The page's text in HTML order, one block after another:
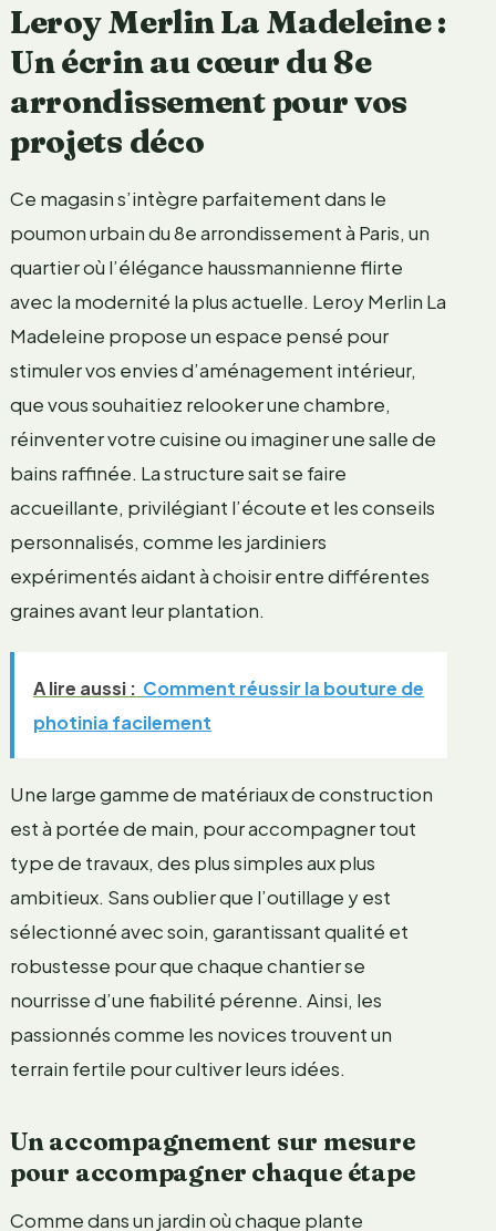
Leroy Merlin La Madeleine :
Un écrin au cœur du 8e
arrondissement pour vos
projets déco
Ce magasin s’intègre parfaitement dans le
poumon urbain du 8e arrondissement à Paris, un
quartier où l’élégance haussmannienne flirte
avec la modernité la plus actuelle. Leroy Merlin La
Madeleine propose un espace pensé pour
stimuler vos envies d’aménagement intérieur,
que vous souhaitiez relooker une chambre,
réinventer votre cuisine ou imaginer une salle de
bains raffinée. La structure sait se faire
accueillante, privilégiant l’écoute et les conseils
personnalisés, comme les jardiniers
expérimentés aidant à choisir entre différentes
graines avant leur plantation.
A lire aussi : Comment réussir la bouture de
photinia facilement
Une large gamme de matériaux de construction
est à portée de main, pour accompagner tout
type de travaux, des plus simples aux plus
ambitieux. Sans oublier que l’outillage y est
sélectionné avec soin, garantissant qualité et
robustesse pour que chaque chantier se
nourrisse d’une fiabilité pérenne. Ainsi, les
passionnés comme les novices trouvent un
terrain fertile pour cultiver leurs idées.
Un accompagnement sur mesure
pour accompagner chaque étape
Comme dans un jardin où chaque plante